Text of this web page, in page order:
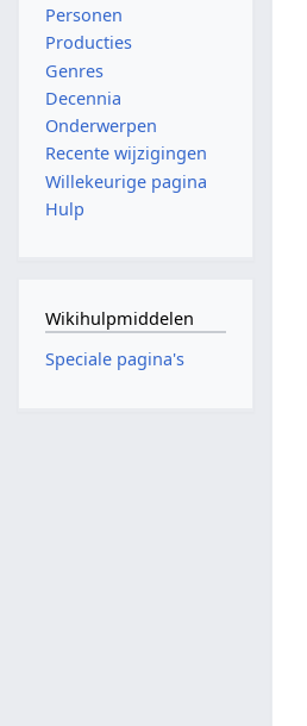
Personen
Producties
Genres
Decennia
Onderwerpen
Recente wijzigingen
Willekeurige pagina
Hulp
Wikihulpmiddelen
Speciale pagina's